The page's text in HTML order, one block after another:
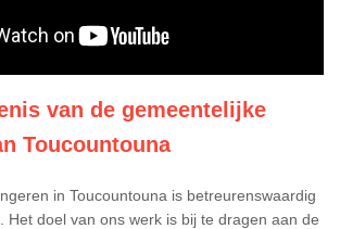
van de gemeentelijke
Toucountouna
in Toucountouna is betreurenswaardig
Het doel van ons werk is bij te dragen aan de